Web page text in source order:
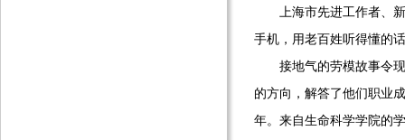
上海市先进工作者、新
手机，用老百姓听得懂的
接地气的劳模故事令现
的方向，解答了他们职业
年。来自生命科学学院的